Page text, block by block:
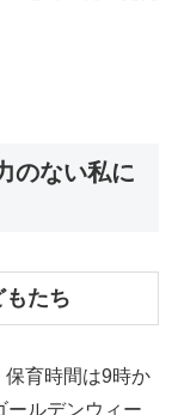
のない私に
たち
育時間は9時か
ールデンウィー